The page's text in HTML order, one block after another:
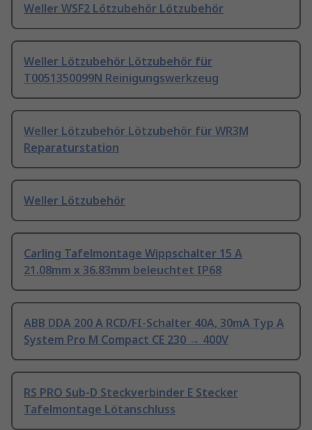
Weller WSF2 Lötzubehör Lötzubehör
Weller Lötzubehör Lötzubehör für
T0051350099N Reinigungswerkzeug
Weller Lötzubehör Lötzubehör für WR3M
Reparaturstation
Weller Lötzubehör
Carling Tafelmontage Wippschalter 15 A
21.08mm x 36.83mm beleuchtet IP68
ABB DDA 200 A RCD/FI-Schalter 40A, 30mA Typ A
System Pro M Compact CE 230 → 400V
RS PRO Sub-D Steckverbinder E Stecker
Tafelmontage Lötanschluss